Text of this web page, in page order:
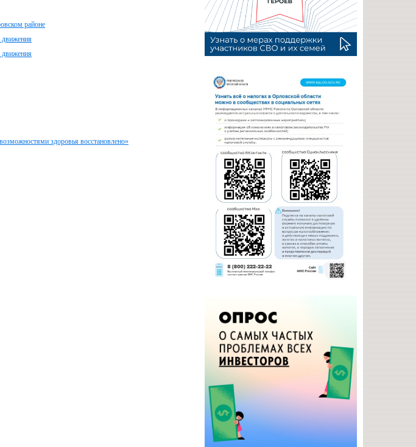
районе
движения
движения
здоровья восстановлено»